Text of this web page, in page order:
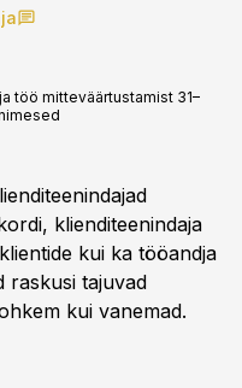
töö mitteväärtustamist 31–
klienditeenindaja
kui ka tööandja
raskusi tajuvad
kui vanemad.